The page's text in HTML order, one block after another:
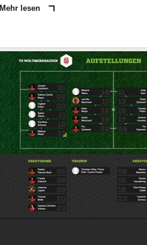
Mehr lesen